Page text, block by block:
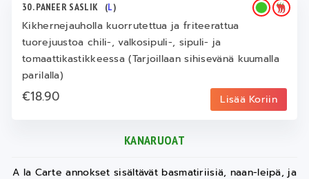
30. PANEER SASLIK (L)
Kikhernejauholla kuorrutettua ja friteerattua
tuorejuustoa chili-, valkosipuli-, sipuli- ja
tomaattikastikkeessa (Tarjoillaan sihisevänä kuumalla
parilalla)
€18.90 Lisää Koriin
KANARUOAT
A la Carte annokset sisältävät basmatiriisiä, naan-leipä, ja